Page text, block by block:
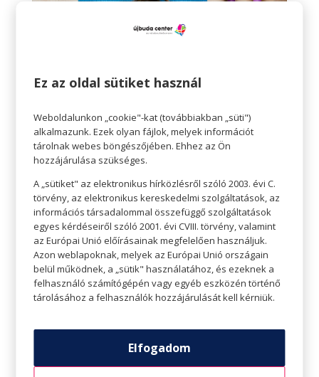
Fókuszált légzés:Mialatt mély lélegzést végzünk,
fókuszálhatunk egy képre, szóra, kifejezésre.
– Ilyenkor a legjobb, ha lehunyjuk a szemünk.
– Vegyünk néhány mély lélegzetet.
– Belégzés során képzeljük el, hogy a levegő tele
van a béke és nyugalom érzésével. Próbáljuk
meg érezni az egész testünkben.
– Kilégzés közben képzeljük el, hogy a levegő a
légzésnél. Amikor belélegzünk, gondoljunk arra:
Ez az oldal sütiket használ
Weboldalunkon „cookie"-kat (továbbiakban „süti")
alkalmazunk. Ezek olyan fájlok, melyek információt
tárolnak webes böngészőjében. Ehhez az Ön
hozzájárulása szükséges.
A „sütiket" az elektronikus hírközlésről szóló 2003. évi C.
törvény, az elektronikus kereskedelmi szolgáltatások, az
információs társadalommal összefüggő szolgáltatások
egyes kérdéseiről szóló 2001. évi CVIII. törvény, valamint
az Európai Unió előírásainak megfelelően használjuk.
Azon weblapoknak, melyek az Európai Unió országain
belül működnek, a „sütik" használatához, és ezeknek a
felhasználó számítógépén vagy egyéb eszközén történő
tárolásához a felhasználók hozzájárulását kell kérniük.
Elfogadom